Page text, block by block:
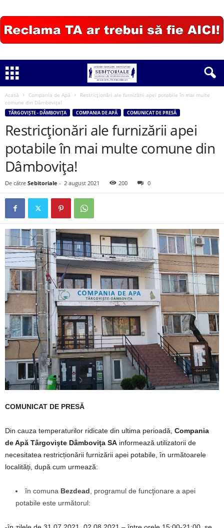
Acasă Compania de Apă
Restricționări ale furnizării apei potabile în mai multe
comune din Dâmbovița!
TÂRGOVIȘTE - DÂMBOVIȚA COMPANIA DE APĂ COMUNICAT DE PRESĂ
Restricționări ale furnizării apei
potabile în mai multe comune din
Dâmbovița!
De către Sebitoriale - 2 august 2021 200 0
COMUNICAT DE PRESĂ
Din cauza temperaturilor ridicate din ultima perioadă, Compania
de Apă Târgovişte Dâmboviţa SA informează utilizatorii de
necesitatea restricționării furnizării apei potabile, în următoarele
localități, după cum urmează:
în comuna Bezdead , programul de funcţionare a apei
potabile este următorul: